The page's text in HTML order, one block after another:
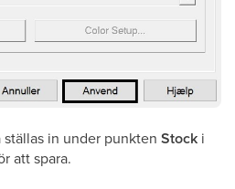
in under punkten Stock i
att spara.